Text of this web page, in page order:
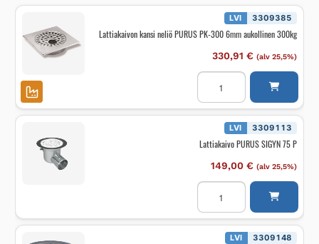
LVI 3309385
Lattiakaivon kansi neliö PURUS PK-300 6mm aukollinen 300kg
330,91 € (alv 25,5%)
Lattiakaivon
kansi
PURUS
PK-
aukollinen
määrä
LVI 3309113
Lattiakaivo PURUS SIGYN 75 P
149,00 € (alv 25,5%)
Lattiakaivo
PURUS
SIGYN
75
P
määrä LVI 3309148